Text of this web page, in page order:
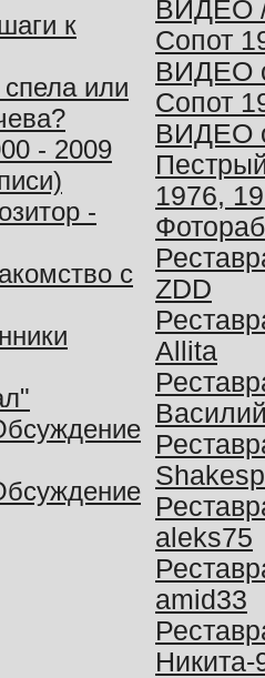
к
или
- 2009
-
с
ВИДЕО
Сопот
ВИДЕО
Сопот
ВИДЕО
1976,
ZDD
Allita
aleks75
amid33
Никита-